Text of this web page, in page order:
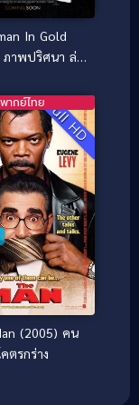
In Gold
ภาพปริศนา ล่า
Full HD
พากย์ไทย
(2005) คน
ตรกร่าง